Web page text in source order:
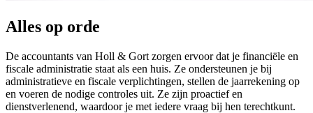
Alles op orde
De accountants van Holl & Gort zorgen ervoor dat je financiële en
fiscale administratie staat als een huis. Ze ondersteunen je bij
administratieve en fiscale verplichtingen, stellen de jaarrekening op
en voeren de nodige controles uit. Ze zijn proactief en
dienstverlenend, waardoor je met iedere vraag bij hen terechtkunt.